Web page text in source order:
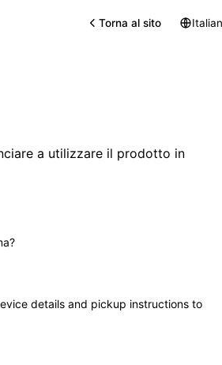
Torna al sito
a utilizzare il prodotto in
details and pickup instructions to